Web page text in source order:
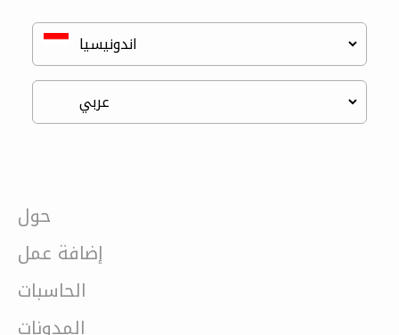
حول
إضافة عمل
الحاسبات
المدونات